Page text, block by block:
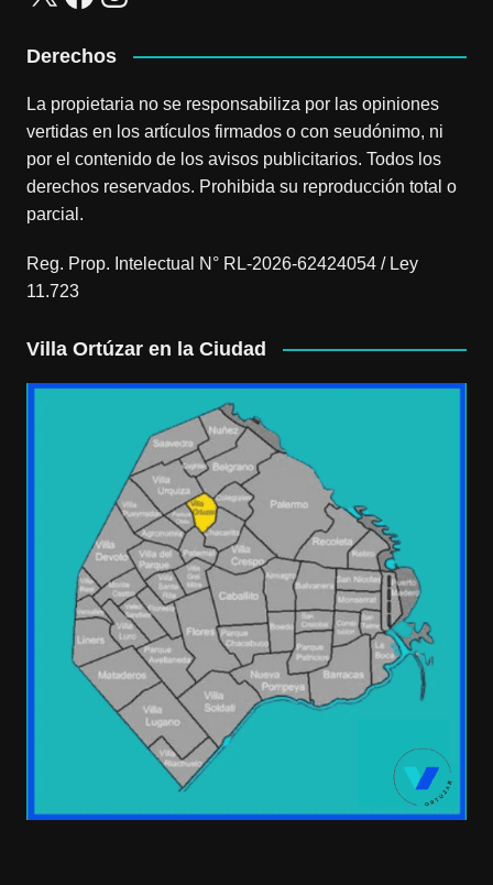
Derechos
La propietaria no se responsabiliza por las opiniones
vertidas en los artículos firmados o con seudónimo, ni
por el contenido de los avisos publicitarios. Todos los
derechos reservados. Prohibida su reproducción total o
parcial.
Reg. Prop. Intelectual N° RL-2026-62424054 / Ley
11.723
Villa Ortúzar en la Ciudad